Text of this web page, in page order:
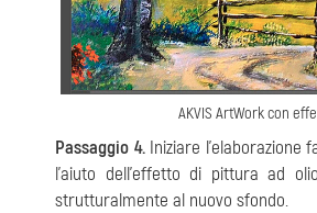
AKVIS ArtWork con
Passaggio 4.Iniziare l'elaborazione
l'aiuto dell'effetto di pittura ad
strutturalmente al nuovo sfondo.